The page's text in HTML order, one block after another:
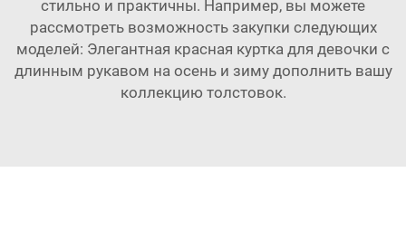
стильно и практичны. Например, вы можете
рассмотреть возможность закупки следующих
моделей: Элегантная красная куртка для девочки с
длинным рукавом на осень и зиму дополнить вашу
коллекцию толстовок.